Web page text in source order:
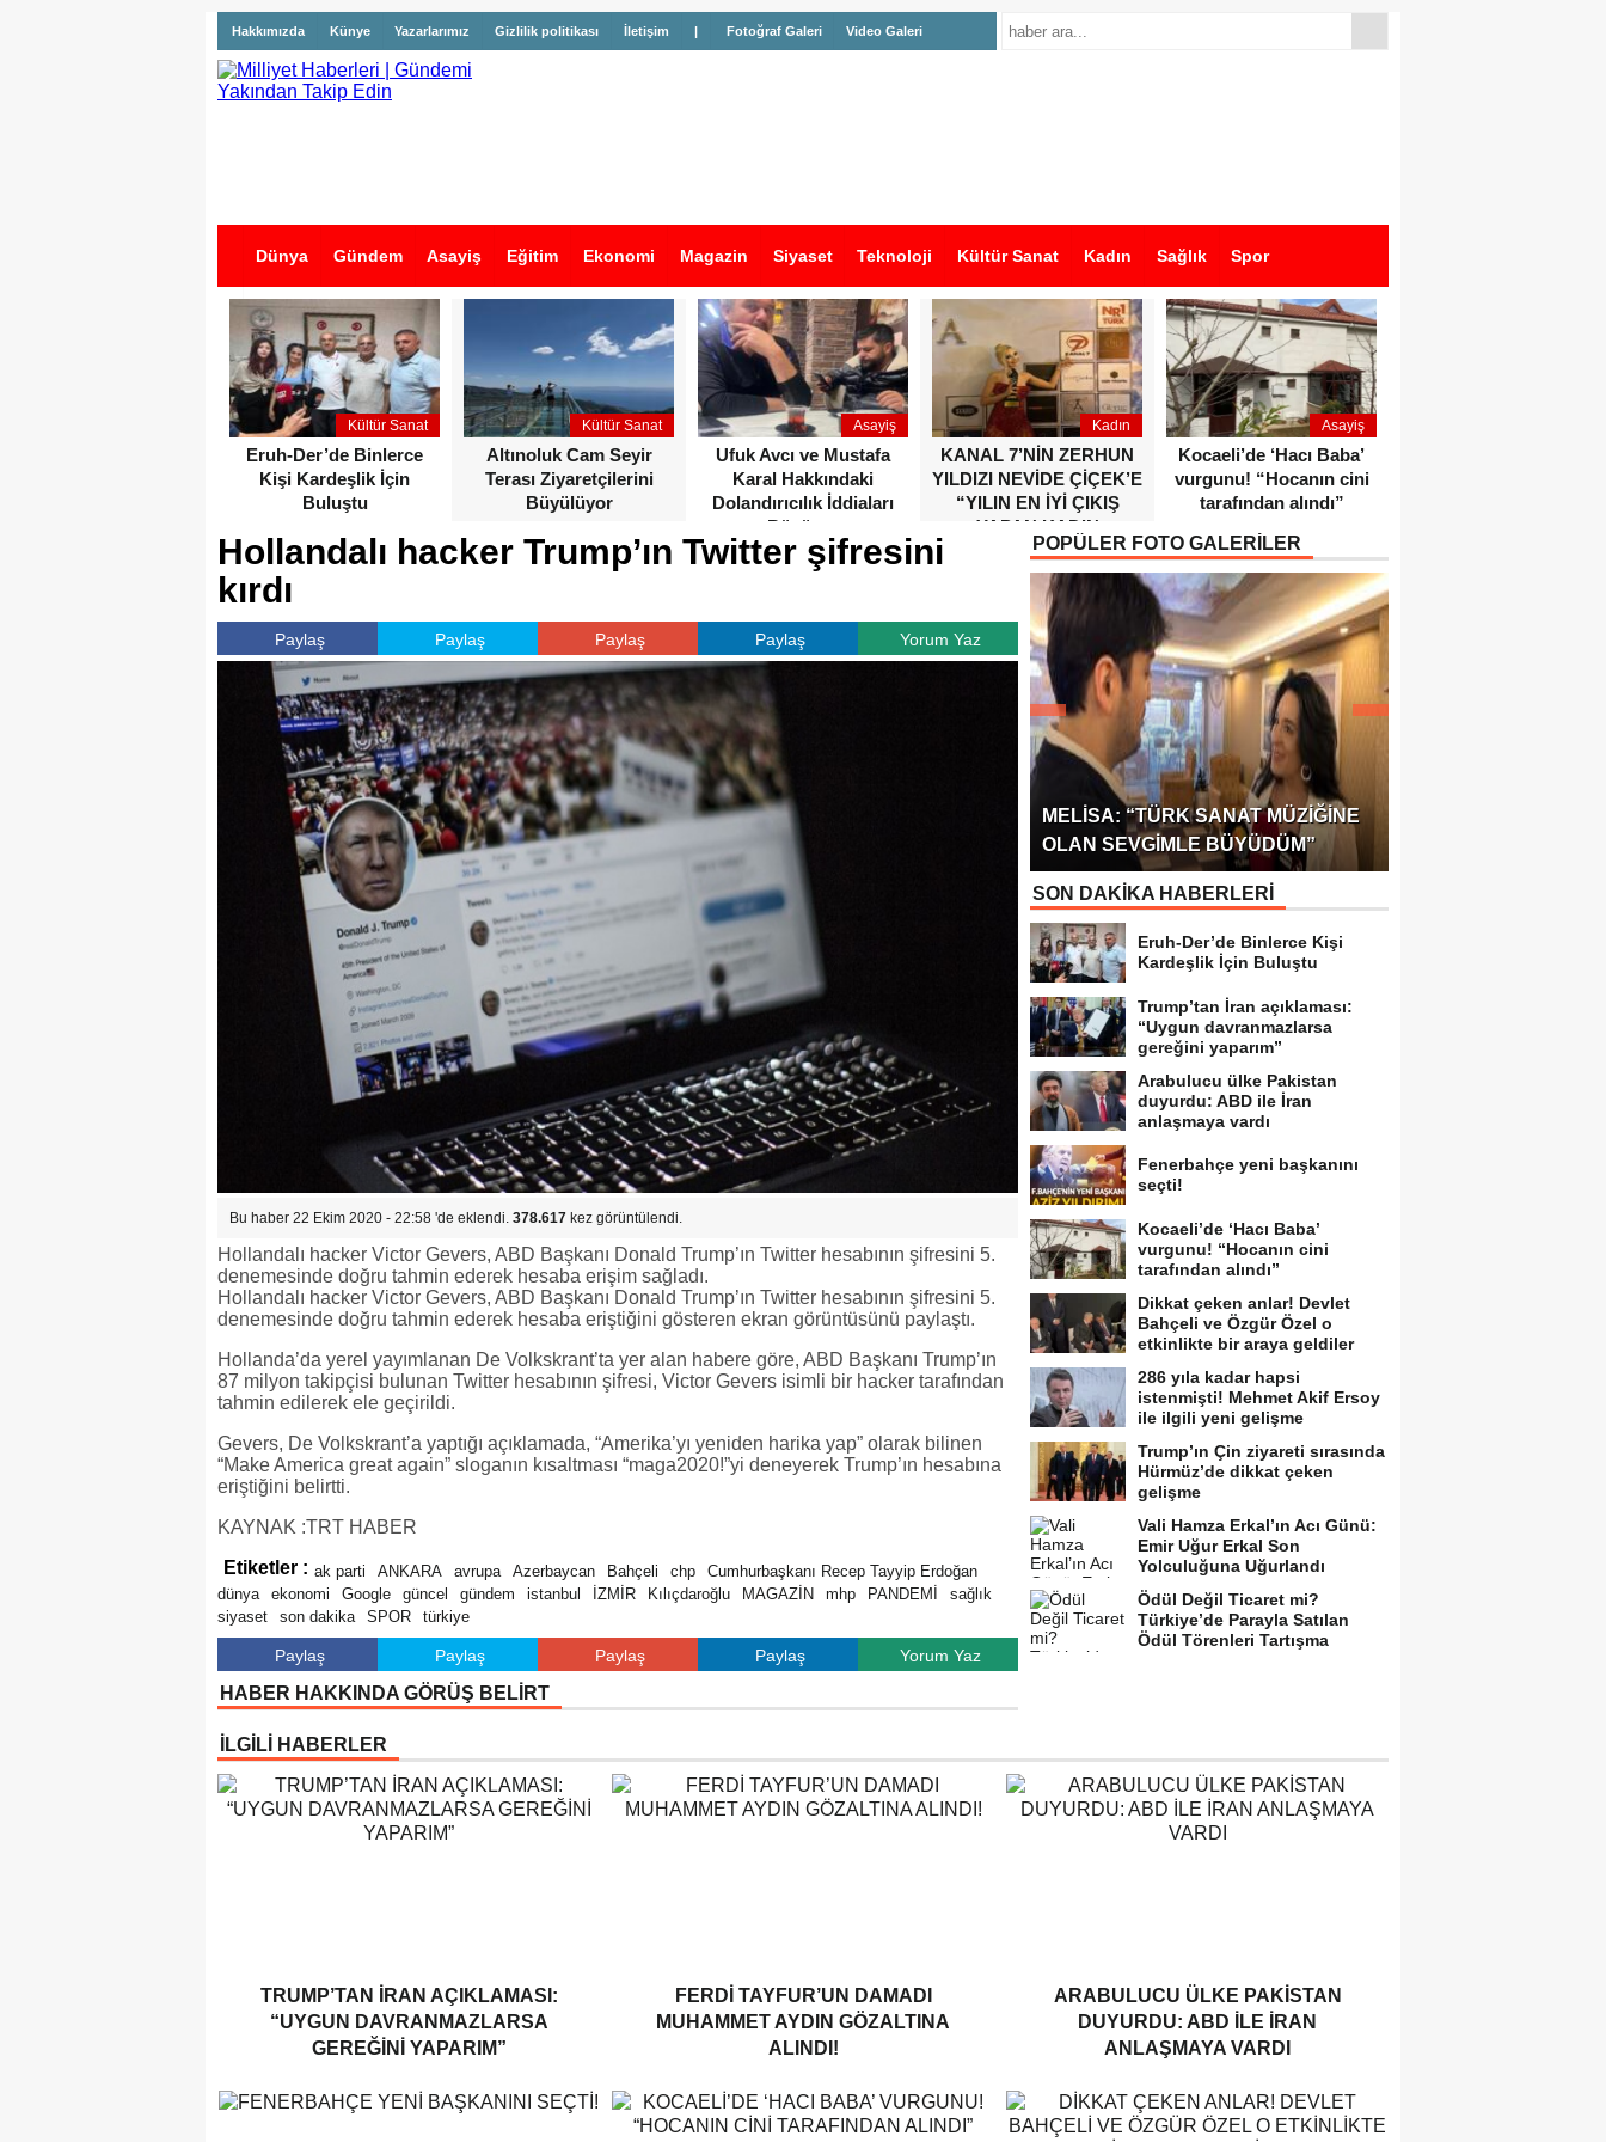
Hakkımızda Künye Yazarlarımız Gizlilik politikası İletişim | Fotoğraf Galeri Video Galeri
Dünya Gündem Asayiş Eğitim Ekonomi Magazin Siyaset Teknoloji Kültür Sanat Kadın Sağlık Spor
İş İlanları
Kültür Sanat
Eruh-Der’de Binlerce
Kişi Kardeşlik İçin
Buluştu
Kültür Sanat
Altınoluk Cam Seyir
Terası Ziyaretçilerini
Büyülüyor
Asayiş
Ufuk Avcı ve Mustafa
Karal Hakkındaki
Dolandırıcılık İddiaları
Büyüyor
Kadın
KANAL 7’NİN ZERHUN
YILDIZI NEVİDE ÇİÇEK’E
“YILIN EN İYİ ÇIKIŞ
YAPAN KADIN
OYUNCUSU” ÖDÜLÜ!
Asayiş
Kocaeli’de ‘Hacı Baba’
vurgunu! “Hocanın cini
tarafından alındı”
Hollandalı hacker Trump’ın Twitter şifresini
kırdı
Paylaş Paylaş Paylaş Paylaş Yorum Yaz
Bu haber 22 Ekim 2020 - 22:58 'de eklendi. 378.617 kez görüntülendi.
Hollandalı hacker Victor Gevers, ABD Başkanı Donald Trump’ın Twitter hesabının şifresini 5.
denemesinde doğru tahmin ederek hesaba erişim sağladı.
Hollandalı hacker Victor Gevers, ABD Başkanı Donald Trump’ın Twitter hesabının şifresini 5.
denemesinde doğru tahmin ederek hesaba eriştiğini gösteren ekran görüntüsünü paylaştı.
Hollanda’da yerel yayımlanan De Volkskrant’ta yer alan habere göre, ABD Başkanı Trump’ın
87 milyon takipçisi bulunan Twitter hesabının şifresi, Victor Gevers isimli bir hacker tarafından
tahmin edilerek ele geçirildi.
Gevers, De Volkskrant’a yaptığı açıklamada, “Amerika’yı yeniden harika yap” olarak bilinen
“Make America great again” sloganın kısaltması “maga2020!”yi deneyerek Trump’ın hesabına
eriştiğini belirtti.
KAYNAK :TRT HABER
Etiketler : ak parti ANKARA avrupa Azerbaycan Bahçeli chp
Cumhurbaşkanı Recep Tayyip Erdoğan
dünya
ekonomi Google güncel gündem istanbul İZMİR Kılıçdaroğlu MAGAZİN mhp PANDEMİ
sağlık
siyaset
son dakika SPOR türkiye
Paylaş Paylaş Paylaş Paylaş Yorum Yaz
HABER HAKKINDA GÖRÜŞ BELİRT
POPÜLER FOTO GALERİLER
MELISA: “TÜRK SANAT MÜZIĞINE
OLAN SEVGIMLE BÜYÜDÜM”
SON DAKİKA HABERLERİ
Eruh-Der’de Binlerce Kişi
Kardeşlik İçin Buluştu
Trump’tan İran açıklaması:
“Uygun davranmazlarsa
gereğini yaparım”
Arabulucu ülke Pakistan
duyurdu: ABD ile İran
anlaşmaya vardı
Fenerbahçe yeni başkanını
seçti!
Kocaeli’de ‘Hacı Baba’
vurgunu! “Hocanın cini
tarafından alındı”
Dikkat çeken anlar! Devlet
Bahçeli ve Özgür Özel o
etkinlikte bir araya geldiler
286 yıla kadar hapsi
istenmişti! Mehmet Akif Ersoy
ile ilgili yeni gelişme
Trump’ın Çin ziyareti sırasında
Hürmüz’de dikkat çeken
gelişme
Vali Hamza Erkal’ın Acı Günü:
Emir Uğur Erkal Son
Yolculuğuna Uğurlandı
Ödül Değil Ticaret mi?
Türkiye’de Parayla Satılan
Ödül Törenleri Tartışma
İLGİLİ HABERLER
TRUMP’TAN İRAN AÇIKLAMASI:
“UYGUN DAVRANMAZLARSA
GEREĞINI YAPARIM”
FERDI TAYFUR’UN DAMADI
MUHAMMET AYDIN GÖZALTINA
ALINDI!
ARABULUCU ÜLKE PAKISTAN
DUYURDU: ABD ILE İRAN
ANLAŞMAYA VARDI